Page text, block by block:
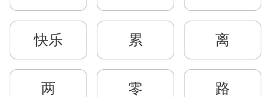
快乐 累 离
两 零 路